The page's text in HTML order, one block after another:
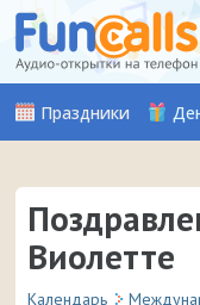
Праздники
Виолетте
Календарь